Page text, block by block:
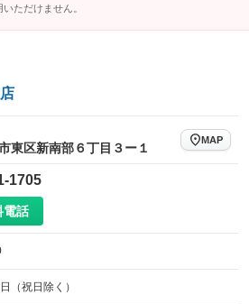
ただけません。
東区新南部６丁目３ー１
MAP
1705
電話
（祝日除く）